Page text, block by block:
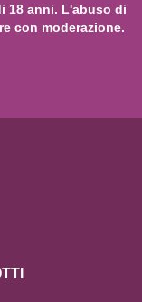
18 anni. L'abuso di
con moderazione.